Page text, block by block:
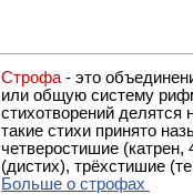
Строфа - это объединение двух
или общую систему рифм, и регулярно или периодически
стихотворений делятся на строфы и т.о. являются строфическими.
такие стихи принято называть астрофическими. Самая популярная строфа в русской поэзии -
четверостишие
(дистих), трёхстишие
Больше о строфах